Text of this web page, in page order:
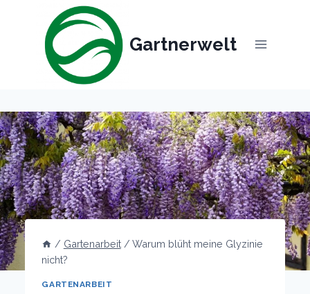
Gartnerwelt
/ Gartenarbeit / Warum blüht meine Glyzinie
nicht?
GARTENARBEIT